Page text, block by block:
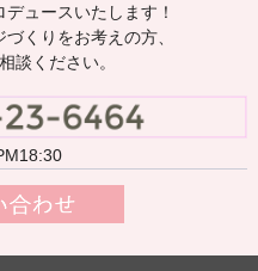
ュースいたします！
くりをお考えの方、
談ください。